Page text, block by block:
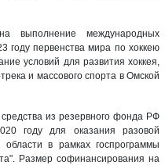
выполнение международных
году первенства мира по хоккею
условий для развития хоккея,
и массового спорта в Омской
из резервного фонда РФ
году для оказания разовой
в рамках госпрограммы
Размер софинансирования на